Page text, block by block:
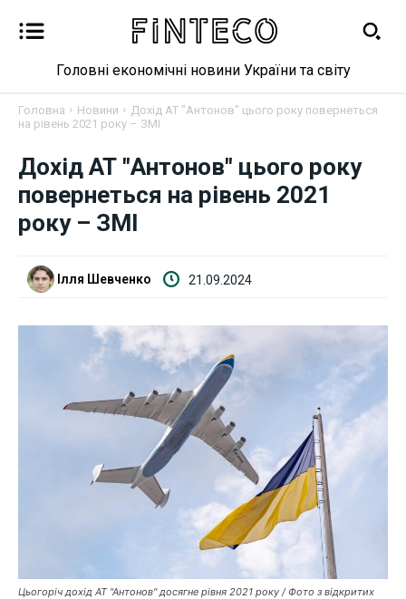
Бізнес
Фінанси
Валютний ринок
Криптовалюта
Робота і освіта
Публікації
Курс валют
Ми в соц. мережах
Головні економічні новини України та світу
Головна Новини
Дохід АТ "Антонов" цього року повернеться
на рівень 2021 року – ЗМІ
Дохід АТ "Антонов" цього року
повернеться на рівень 2021
року – ЗМІ
Ілля Шевченко 21.09.2024
Цьогоріч дохід АТ "Антонов" досягне рівня 2021 року / Фото з відкритих